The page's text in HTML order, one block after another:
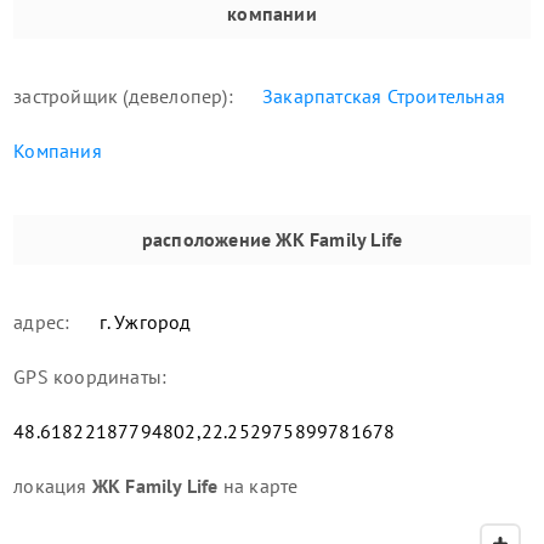
компании
застройщик (девелопер): Закарпатская Строительная
Компания
расположение ЖК Family Life
адрес: г. Ужгород
GPS координаты:
48.61822187794802,22.252975899781678
локация ЖК Family Life на карте